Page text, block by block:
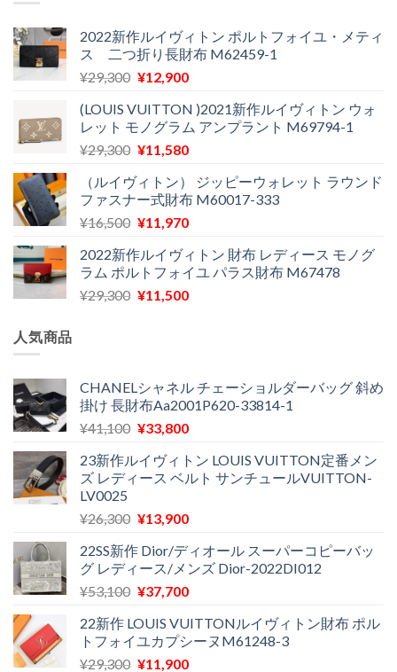
¥24,000
で
し
は
¥11,900
で
2022新作ルイヴィトン ポルトフォイユ・メティ
ス 二つ折り長財布 M62459-1
¥29,300 元
価
格
は
で
し
た。
¥12,900現
の
価
格
¥12,900
で
す。
(LOUIS VUITTON )2021新作ルイヴィトン ウォ
レット モノグラム アンプラント M69794-1
¥29,300 元
価
格
は
で
し
た。
¥11,580現
の
価
格
¥11,580
で
す。
（ルイヴィトン） ジッピーウォレット ラウンド
ファスナー式財布 M60017-333
¥16,500 元
価
格
は
¥11,970現
の
価
格
2022新作ルイヴィトン 財布 レディース モノグ
ラム ポルトフォイユ パラス財布 M67478
¥29,300 元
¥29,300
で
し
¥11,500現
は
¥11,500
で
人気商品
CHANELシャネル チェーショルダーバッグ 斜め
掛け 長財布Aa2001P620-33814-1
¥41,100 元
価
格
¥41,100
し
た。
¥33,800現
の
価
は
で
す。
23新作ルイヴィトン LOUIS VUITTON定番メン
ズ レディース ベルト サンチュールVUITTON-
LV0025
¥26,300 元
価
格
は
で
し
た。
¥13,900現
の
価
格
¥13,900
で
す。
22SS新作 Dior/ディオール スーパーコピーバッ
グ レディース/メンズ Dior-2022DI012
¥53,100 元
価
格
は
¥37,700現
の
価
格
22新作 LOUIS VUITTONルイヴィトン財布 ポル
トフォイユカプシーヌM61248-3
¥29,300 元
¥11,900現